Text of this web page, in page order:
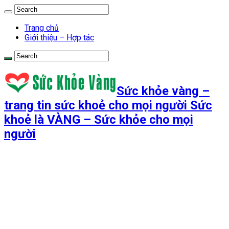
Trang chủ
Giới thiệu – Hợp tác
Sức khỏe vàng –
trang tin sức khoẻ cho mọi người Sức
khoẻ là VÀNG – Sức khỏe cho mọi
người